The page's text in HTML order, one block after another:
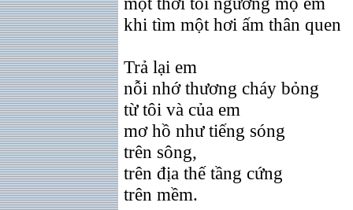
khi tìm một hơi ấm thân quen
Trả lại em
nỗi nhớ thương cháy bỏng
từ tôi và của em
mơ hồ như tiếng sóng
trên sông,
trên địa thế tầng cứng
trên mềm.